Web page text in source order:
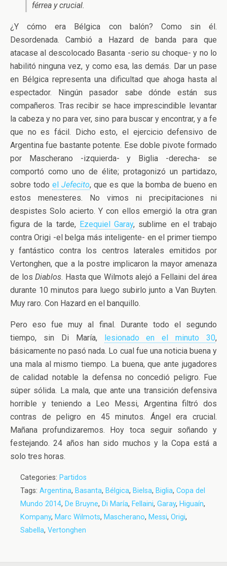
férrea y crucial.
¿Y cómo era Bélgica con balón? Como sin él.
Desordenada. Cambió a Hazard de banda para que
atacase al descolocado Basanta -serio su choque- y no lo
habilitó ninguna vez, y como esa, las demás. Dar un pase
en Bélgica representa una dificultad que ahoga hasta al
espectador. Ningún pasador sabe dónde están sus
compañeros. Tras recibir se hace imprescindible levantar
la cabeza y no para ver, sino para buscar y encontrar, y a fe
que no es fácil. Dicho esto, el ejercicio defensivo de
Argentina fue bastante potente. Ese doble pivote formado
por Mascherano -izquierda- y Biglia -derecha- se
comportó como uno de élite; protagonizó un partidazo,
sobre todo el Jefecito, que es que la bomba de bueno en
estos menesteres. No vimos ni precipitaciones ni
despistes Solo acierto. Y con ellos emergió la otra gran
figura de la tarde, Ezequiel Garay, sublime en el trabajo
contra Origi -el belga más inteligente- en el primer tiempo
y fantástico contra los centros laterales emitidos por
Vertonghen, que a la postre implicaron la mayor amenaza
de los Diablos. Hasta que Wilmots alejó a Fellaini del área
durante 10 minutos para luego subirlo junto a Van Buyten.
Muy raro. Con Hazard en el banquillo.
Pero eso fue muy al final. Durante todo el segundo
tiempo, sin Di María, lesionado en el minuto 30,
básicamente no pasó nada. Lo cual fue una noticia buena y
una mala al mismo tiempo. La buena, que ante jugadores
de calidad notable la defensa no concedió peligro. Fue
súper sólida. La mala, que ante una transición defensiva
horrible y teniendo a Leo Messi, Argentina filtró dos
contras de peligro en 45 minutos. Ángel era crucial.
Mañana profundizaremos. Hoy toca seguir soñando y
festejando. 24 años han sido muchos y la Copa está a
solo tres horas.
Categories: Partidos
Tags: Argentina, Basanta, Bélgica, Bielsa, Biglia, Copa del
Mundo 2014, De Bruyne, Di María, Fellaini, Garay, Higuaín,
Kompany, Marc Wilmots, Mascherano, Messi, Origi,
Sabella, Vertonghen